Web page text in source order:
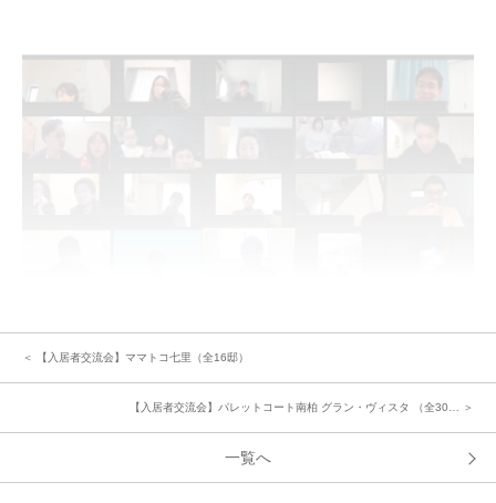
こちらの分譲地は、みなさんでまちの景観を維持し良好な住環境を高めてい
「はい、今期役員立候補します！」と、立候補により滞りなく決まる運びと
＜ 【入居者交流会】ママトコ七里（全16邸）
【入居者交流会】パレットコート南柏 グラン・ヴィスタ （全30… ＞
一覧へ